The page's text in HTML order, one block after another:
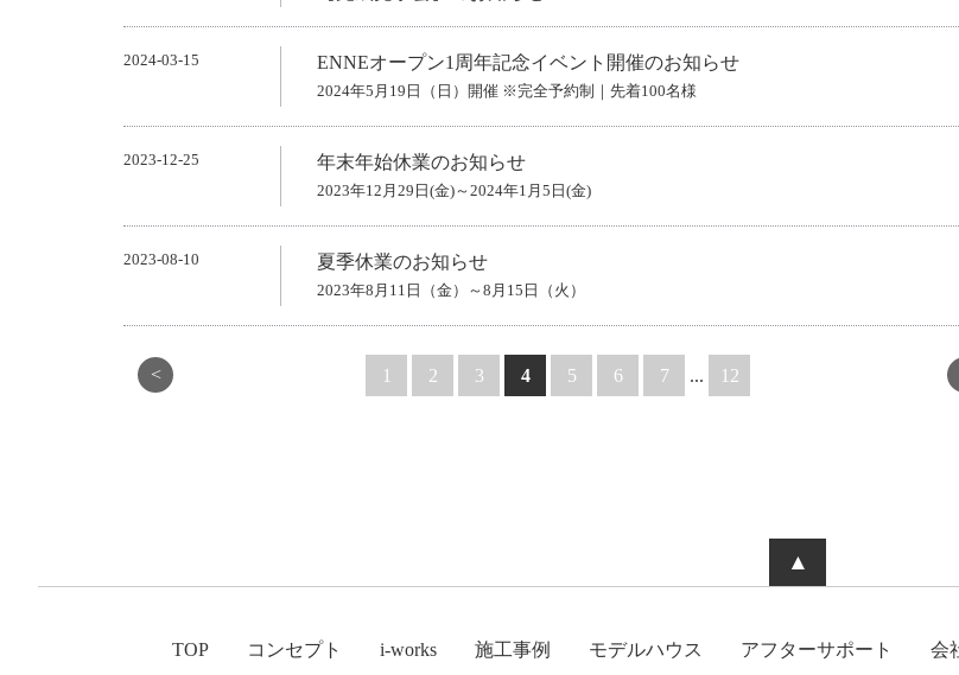
2024-03-15 ENNEオープン1周年記念イベント開催のお知らせ
2024年5月19日（日）開催 ※完全予約制｜先着100名様
2023-12-25 年末年始休業のお知らせ
2023年12月29日(金)～2024年1月5日(金)
2023-08-10 夏季休業のお知らせ
2023年8月11日（金）～8月15日（火）
< 1 2 3 4 5 6 7 ... 12
▲
TOP コンセプト i-works 施工事例 モデルハウス アフターサポート 会